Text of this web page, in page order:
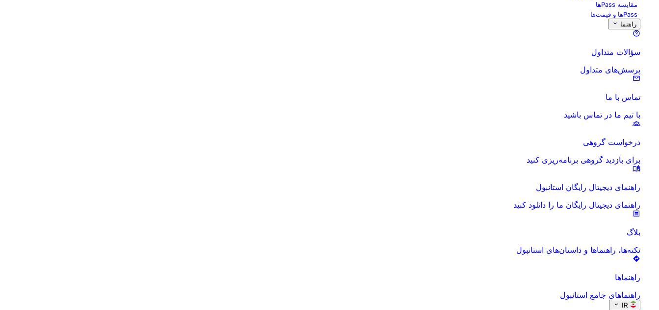
مقایسه Passها
Passها و قیمت‌ها
راهنما
سؤالات متداول
پرسش‌های متداول
تماس با ما
با تیم ما در تماس باشید
درخواست گروهی
برای بازدید گروهی برنامه‌ریزی کنید
راهنمای دیجیتال رایگان استانبول
راهنمای دیجیتال رایگان ما را دانلود کنید
بلاگ
نکته‌ها، راهنماها و داستان‌های استانبول
راهنماها
راهنماهای جامع استانبول
IR